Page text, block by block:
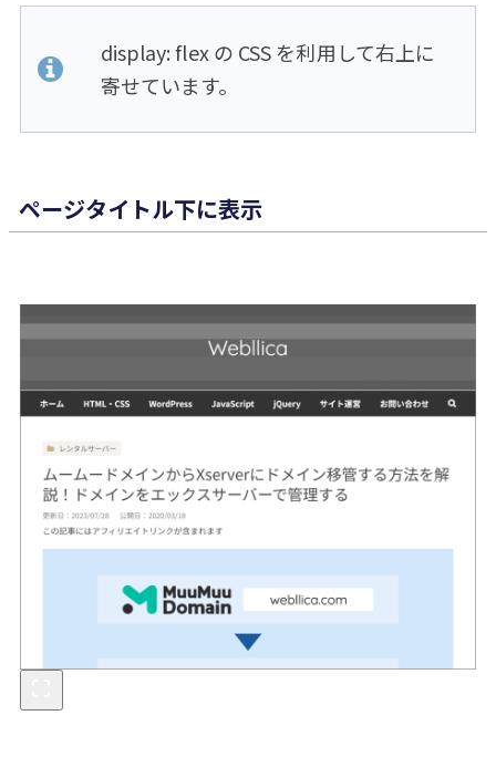
display: flex の CSS を利用して右上に
寄せています。
ページタイトル下に表示